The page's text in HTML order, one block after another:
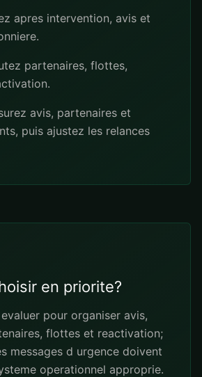
apres intervention, avis et
partenaires, flottes,
avis, partenaires et
puis ajustez les relances
en priorite?
pour organiser avis,
flottes et reactivation;
messages d urgence doivent
operationnel approprie.